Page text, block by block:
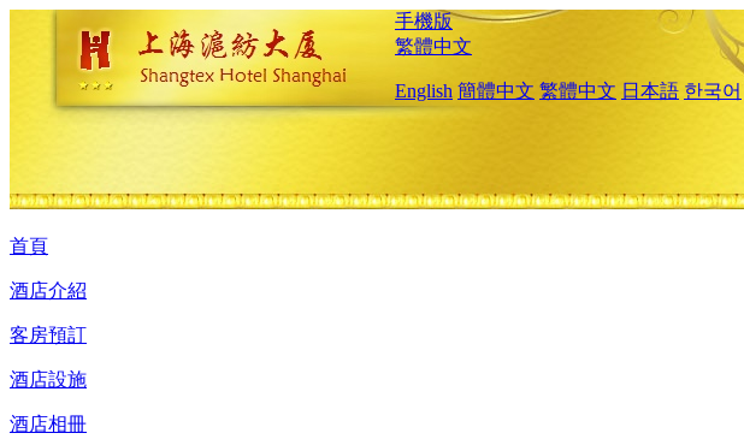
手機版
繁體中文
English 簡體中文 繁體中文 日本語 한국어
首頁
酒店介紹
客房預訂
酒店設施
酒店相冊